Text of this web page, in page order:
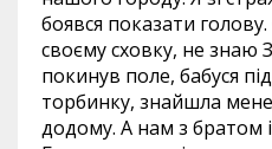
боявся показати
своєму сховку, не знаю
покинув поле, бабуся
торбинку, знайшла
додому. А нам з братом